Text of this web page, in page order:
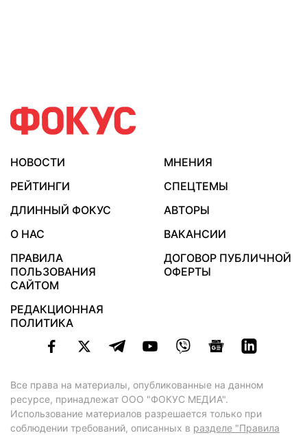
НОВОСТИ
МНЕНИЯ
РЕЙТИНГИ
СПЕЦТЕМЫ
ДЛИННЫЙ ФОКУС
АВТОРЫ
О НАС
ВАКАНСИИ
ПРАВИЛА
ПОЛЬЗОВАНИЯ
САЙТОМ
ДОГОВОР ПУБЛИЧНОЙ
ОФЕРТЫ
РЕДАКЦИОННАЯ
ПОЛИТИКА
Все права на материалы, опубликованные на данном
ресурсе, принадлежат ООО "ФОКУС МЕДИА".
Использование материалов разрешается только при
соблюдении требований, описанных в разделе "Правила